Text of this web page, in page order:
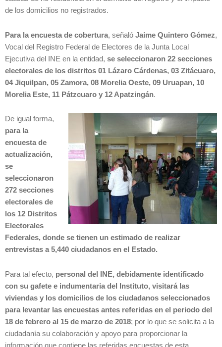
de los domicilios no registrados.
Para la encuesta de cobertura, señaló Jaime Quintero Gómez,
Vocal del Registro Federal de Electores de la Junta Local
Ejecutiva del INE en la entidad, se seleccionaron 22 secciones
electorales de los distritos 01 Lázaro Cárdenas, 03 Zitácuaro,
04 Jiquilpan, 05 Zamora, 08 Morelia Oeste, 09 Uruapan, 10
Morelia Este, 11 Pátzcuaro y 12 Apatzingán.
De igual forma,
para la
encuesta de
actualización,
se
seleccionaron
272 secciones
electorales de
los 12 Distritos
Electorales
Federales, donde se tienen un estimado de realizar
entrevistas a 5,440 ciudadanos en el Estado.
Para tal efecto, personal del INE, debidamente identificado
con su gafete e indumentaria del Instituto, visitará las
viviendas y los domicilios de los ciudadanos seleccionados
para levantar las encuestas antes referidas en el periodo del
18 de febrero al 15 de marzo de 2018; por lo que se solicita a la
ciudadanía su colaboración y apoyo para proporcionar la
información que contiene las referidas encuestas de esta